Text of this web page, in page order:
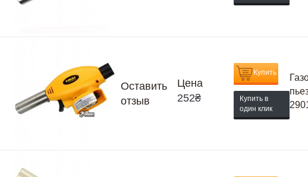
Оставить
отзыв
Цена
252₴
Купить
Купить в
один клик